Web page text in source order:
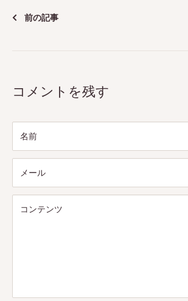
前の記事
コメントを残す
名前
メール
コンテンツ